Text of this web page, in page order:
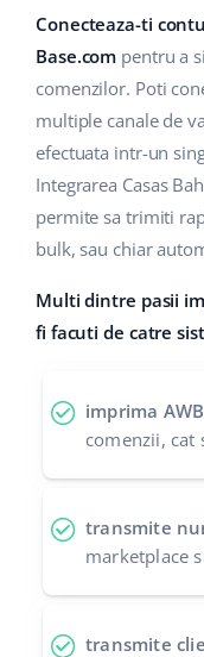
Managementul
Automatizarea
Base Connect
AI pentru comerțul
Base Analytics
Casă și grădină
Produse pentru copii
Electronică
Piese auto
Sănătate și frumusețe
Suport
Blog
Servicii
Implementari de
Auditul conturilor
Română
english (US)
english (GB)
english (IN)
čeština
deutsch
Ελληνικά
español (AR)
español (MX)
Italiano
Conecteaza-ti
Base.com pentru a
comenzilor. Poti
multiple canale de
efectuata intr-un
Integrarea Casas
permite sa trimiti
bulk, sau chiar
Multi dintre pasii
fi facuti de catre
imprima
comenzii, cat
transmite
marketplace
transmite